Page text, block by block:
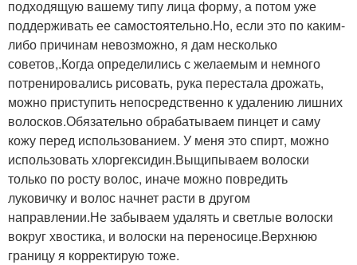
подходящую вашему типу лица форму, а потом уже
поддерживать ее самостоятельно.Но, если это по каким-
либо причинам невозможно, я дам несколько
советов,.Когда определились с желаемым и немного
потренировались рисовать, рука перестала дрожать,
можно приступить непосредственно к удалению лишних
волосков.Обязательно обрабатываем пинцет и саму
кожу перед использованием. У меня это спирт, можно
использовать хлоргексидин.Выщипываем волоски
только по росту волос, иначе можно повредить
луковичку и волос начнет расти в другом
направлении.Не забываем удалять и светлые волоски
вокруг хвостика, и волоски на переносице.Верхнюю
границу я корректирую тоже.